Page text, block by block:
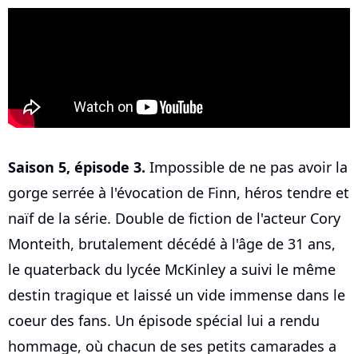
Saison 5, épisode 3. Impossible de ne pas avoir la
gorge serrée à l'évocation de Finn, héros tendre et
naïf de la série. Double de fiction de l'acteur Cory
Monteith, brutalement décédé à l'âge de 31 ans,
le quaterback du lycée McKinley a suivi le même
destin tragique et laissé un vide immense dans le
coeur des fans. Un épisode spécial lui a rendu
hommage, où chacun de ses petits camarades a